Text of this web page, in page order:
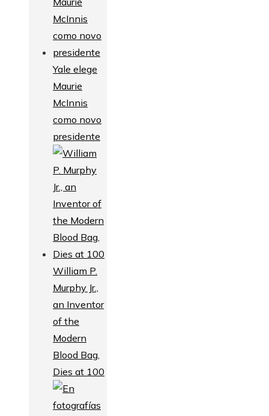
Yale elege
Maurie
McInnis
como novo
presidente
William P.
Murphy Jr.,
an Inventor
of the
Modern
Blood Bag,
Dies at 100